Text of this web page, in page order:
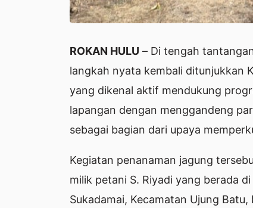
ROKAN HULU – Di tengah
langkah nyata kembali ditunjukkan
yang dikenal aktif mendukung
lapangan dengan menggandeng
sebagai bagian dari upaya
Kegiatan penanaman jagung
milik petani S. Riyadi yang berada
Sukadamai, Kecamatan Ujung